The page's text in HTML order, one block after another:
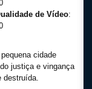
de Vídeo:
cidade
justiça e vingança
destruída.